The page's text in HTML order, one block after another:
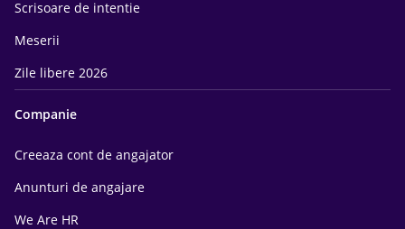
Scrisoare de intentie
Meserii
Zile libere 2026
Companie
Creeaza cont de angajator
Anunturi de angajare
We Are HR